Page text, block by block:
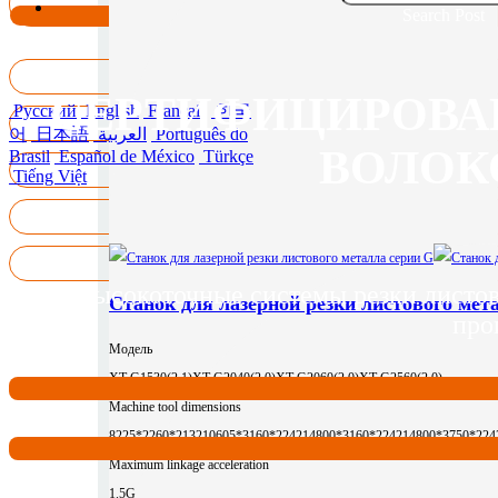
Станок для лазерной резки листового
Модель
XT-G1530(2.1)XT-G2040(2.0)XT-G2060(2.0)XT-G2560(2.0)
Machine tool dimensions
8225*2260*213210605*3160*224214800*3160*2242
Maximum linkage acceleration
1.5G
Русский English Français
한국
어
日本語 العربية
Português do
Brasil Español de México Türkçe
Tiếng Việt
Высокоточные системы резки